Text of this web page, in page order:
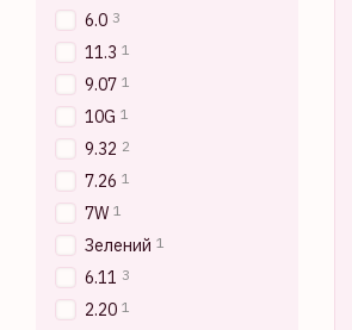
6.0 3
11.3 1
9.07 1
10G 1
9.32 2
7.26 1
7W 1
Зелений 1
6.11 3
2.20 1